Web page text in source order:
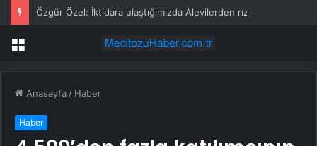
Menü
Anasayfa / Haber
Haber